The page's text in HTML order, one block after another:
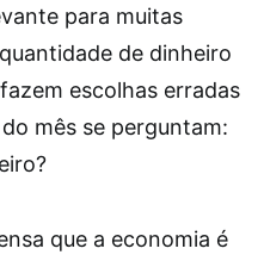
para muitas
de dinheiro
escolhas erradas
mês se perguntam:
que a economia é